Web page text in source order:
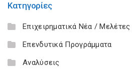
Κατηγορίες
Επιχειρηματικά Νέα / Μελέτες
Επενδυτικά Προγράμματα
Αναλύσεις